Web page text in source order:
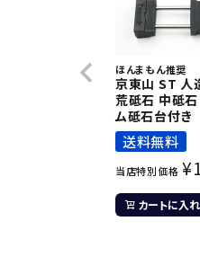
ほんまもん推奨
京東山 ST 人
荒砥石 中砥
ム砥石台付き
送料無料
当店特別価格 ¥
カートに入